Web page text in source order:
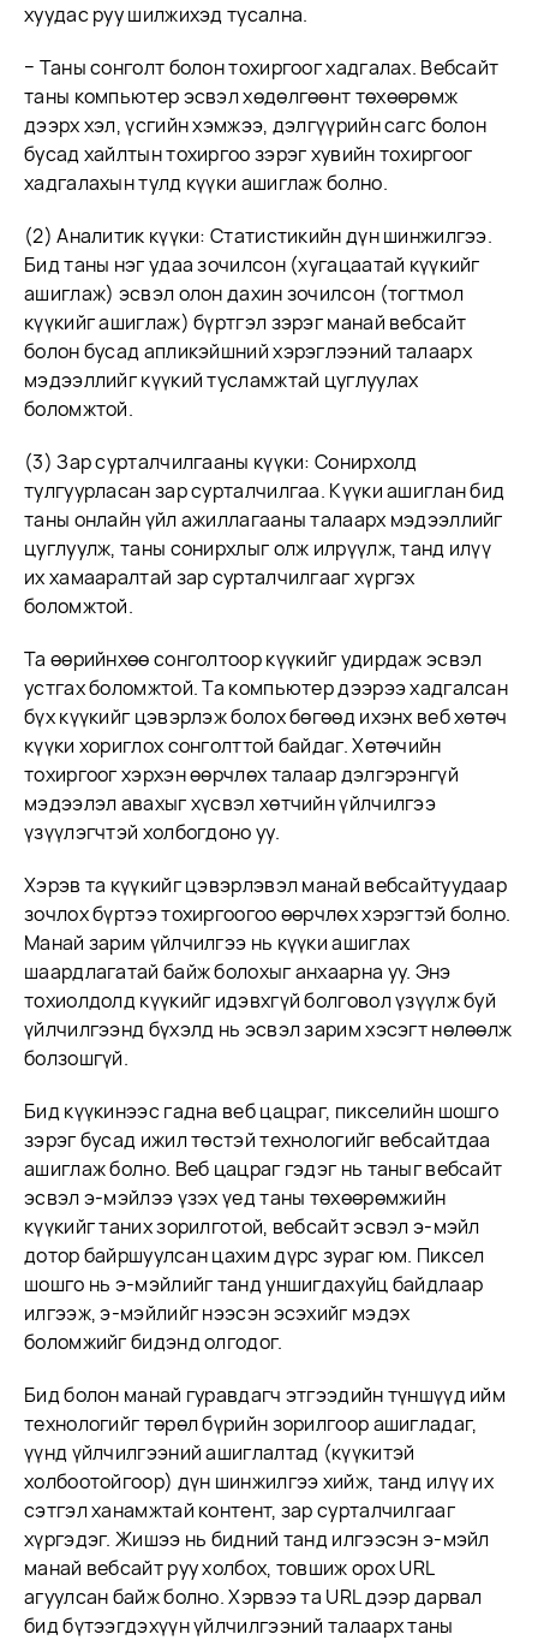
хуудас руу шилжихэд тусална.
− Таны сонголт болон тохиргоог хадгалах. Вебсайт
таны компьютер эсвэл хөдөлгөөнт төхөөрөмж
дээрх хэл, үсгийн хэмжээ, дэлгүүрийн сагс болон
бусад хайлтын тохиргоо зэрэг хувийн тохиргоог
хадгалахын тулд күүки ашиглаж болно.
(2) Аналитик күүки: Статистикийн дүн шинжилгээ.
Бид таны нэг удаа зочилсон (хугацаатай күүкийг
ашиглаж) эсвэл олон дахин зочилсон (тогтмол
күүкийг ашиглаж) бүртгэл зэрэг манай вебсайт
болон бусад апликэйшний хэрэглээний талаарх
мэдээллийг күүкий тусламжтай цуглуулах
боломжтой.
(3) Зар сурталчилгааны күүки: Сонирхолд
тулгуурласан зар сурталчилгаа. Күүки ашиглан бид
таны онлайн үйл ажиллагааны талаарх мэдээллийг
цуглуулж, таны сонирхлыг олж илрүүлж, танд илүү
их хамааралтай зар сурталчилгааг хүргэх
боломжтой.
Та өөрийнхөө сонголтоор күүкийг удирдаж эсвэл
устгах боломжтой. Та компьютер дээрээ хадгалсан
бүх күүкийг цэвэрлэж болох бөгөөд ихэнх веб хөтөч
күүки хориглох сонголттой байдаг. Хөтөчийн
тохиргоог хэрхэн өөрчлөх талаар дэлгэрэнгүй
мэдээлэл авахыг хүсвэл хөтчийн үйлчилгээ
үзүүлэгчтэй холбогдоно уу.
Хэрэв та күүкийг цэвэрлэвэл манай вебсайтуудаар
зочлох бүртээ тохиргоогоо өөрчлөх хэрэгтэй болно.
Манай зарим үйлчилгээ нь күүки ашиглах
шаардлагатай байж болохыг анхаарна уу. Энэ
тохиолдолд күүкийг идэвхгүй болговол үзүүлж буй
үйлчилгээнд бүхэлд нь эсвэл зарим хэсэгт нөлөөлж
болзошгүй.
Бид күүкинээс гадна веб цацраг, пикселийн шошго
зэрэг бусад ижил төстэй технологийг вебсайтдаа
ашиглаж болно. Веб цацраг гэдэг нь таныг вебсайт
эсвэл э-мэйлээ үзэх үед таны төхөөрөмжийн
күүкийг таних зорилготой, вебсайт эсвэл э-мэйл
дотор байршуулсан цахим дүрс зураг юм. Пиксел
шошго нь э-мэйлийг танд уншигдахуйц байдлаар
илгээж, э-мэйлийг нээсэн эсэхийг мэдэх
боломжийг бидэнд олгодог.
Бид болон манай гуравдагч этгээдийн түншүүд ийм
технологийг төрөл бүрийн зорилгоор ашигладаг,
үүнд үйлчилгээний ашиглалтад (күүкитэй
холбоотойгоор) дүн шинжилгээ хийж, танд илүү их
сэтгэл ханамжтай контент, зар сурталчилгааг
хүргэдэг. Жишээ нь бидний танд илгээсэн э-мэйл
манай вебсайт руу холбох, товшиж орох URL
агуулсан байж болно. Хэрвээ та URL дээр дарвал
бид бүтээгдэхүүн үйлчилгээний талаарх таны